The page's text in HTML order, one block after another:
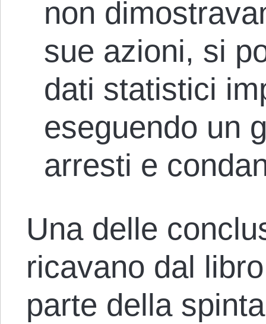
non
sue azioni, si
dati statistici
eseguendo un
arresti e
Una delle
ricavano dal
parte della